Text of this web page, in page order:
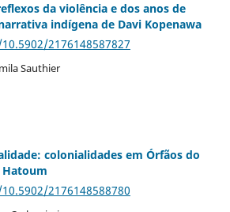
da violência e dos anos de
indígena de Davi Kopenawa
2176148587827
Sauthier
colonialidades em Órfãos do
2176148588780